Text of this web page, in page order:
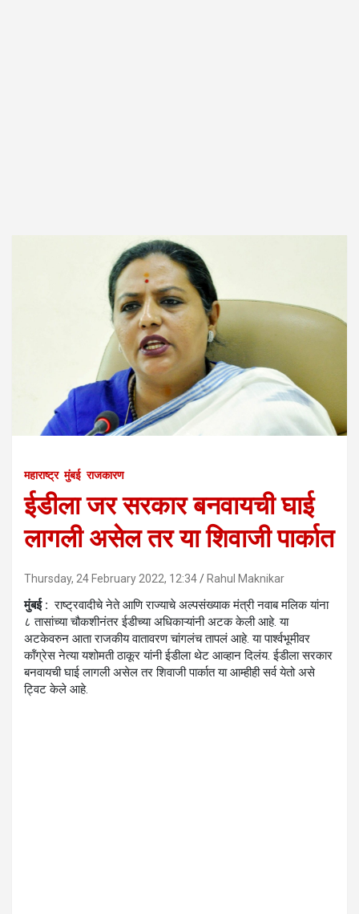
महाराष्ट्र मुंबई राजकारण
ईडीला जर सरकार बनवायची घाई
लागली असेल तर या शिवाजी पार्कात
Thursday, 24 February 2022, 12:34 Rahul Maknikar
मुंबई : राष्ट्रवादीचे नेते आणि राज्याचे अल्पसंख्याक मंत्री नवाब मलिक यांना
८ तासांच्या चौकशीनंतर ईडीच्या अधिकाऱ्यांनी अटक केली आहे. या
अटकेवरुन आता राजकीय वातावरण चांगलंच तापलं आहे. या पार्श्वभूमीवर
कॉंग्रेस नेत्या यशोमती ठाकूर यांनी ईडीला थेट आव्हान दिलंय. ईडीला सरकार
बनवायची घाई लागली असेल तर शिवाजी पार्कात या आम्हीही सर्व येतो असे
ट्विट केले आहे.